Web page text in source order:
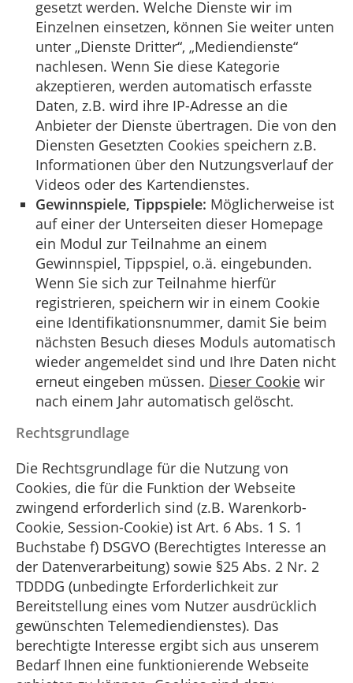
gesetzt werden. Welche Dienste wir im
Einzelnen einsetzen, können Sie weiter unten
unter „Dienste Dritter“, „Mediendienste“
nachlesen. Wenn Sie diese Kategorie
akzeptieren, werden automatisch erfasste
Daten, z.B. wird ihre IP-Adresse an die
Anbieter der Dienste übertragen. Die von den
Diensten Gesetzten Cookies speichern z.B.
Informationen über den Nutzungsverlauf der
Videos oder des Kartendienstes.
Gewinnspiele, Tippspiele: Möglicherweise ist
auf einer der Unterseiten dieser Homepage
ein Modul zur Teilnahme an einem
Gewinnspiel, Tippspiel, o.ä. eingebunden.
Wenn Sie sich zur Teilnahme hierfür
registrieren, speichern wir in einem Cookie
eine Identifikationsnummer, damit Sie beim
nächsten Besuch dieses Moduls automatisch
wieder angemeldet sind und Ihre Daten nicht
erneut eingeben müssen. Dieser Cookie wir
nach einem Jahr automatisch gelöscht.
Rechtsgrundlage
Die Rechtsgrundlage für die Nutzung von
Cookies, die für die Funktion der Webseite
zwingend erforderlich sind (z.B. Warenkorb-
Cookie, Session-Cookie) ist Art. 6 Abs. 1 S. 1
Buchstabe f) DSGVO (Berechtigtes Interesse an
der Datenverarbeitung) sowie §25 Abs. 2 Nr. 2
TDDDG (unbedingte Erforderlichkeit zur
Bereitstellung eines vom Nutzer ausdrücklich
gewünschten Telemediendienstes). Das
berechtigte Interesse ergibt sich aus unserem
Bedarf Ihnen eine funktionierende Webseite